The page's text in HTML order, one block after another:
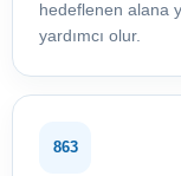
hedeflenen alana
yardımcı olur.
863